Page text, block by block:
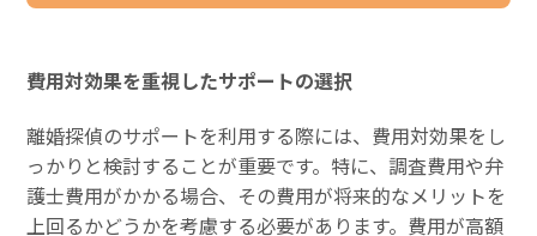
費用対効果を重視したサポートの選択
離婚探偵のサポートを利用する際には、費用対効果をし
っかりと検討することが重要です。特に、調査費用や弁
護士費用がかかる場合、その費用が将来的なメリットを
上回るかどうかを考慮する必要があります。費用が高額